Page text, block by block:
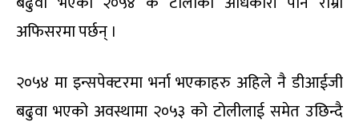
अफिसरमा पर्छन् ।
२०५४ मा इन्सपेक्टरमा भर्ना भएकाहरु अहिले नै डीआईजी
बढुवा भएको अवस्थामा २०५३ को टोलीलाई समेत उछिन्दै